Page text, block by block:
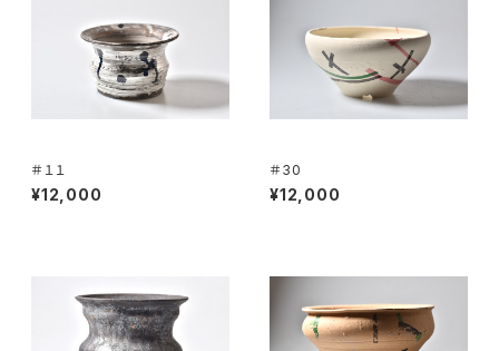
＃１１
¥12,000
＃30
¥12,000